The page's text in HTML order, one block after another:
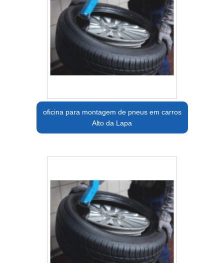
oficina para montagem de pneus em carros
Alto da Lapa